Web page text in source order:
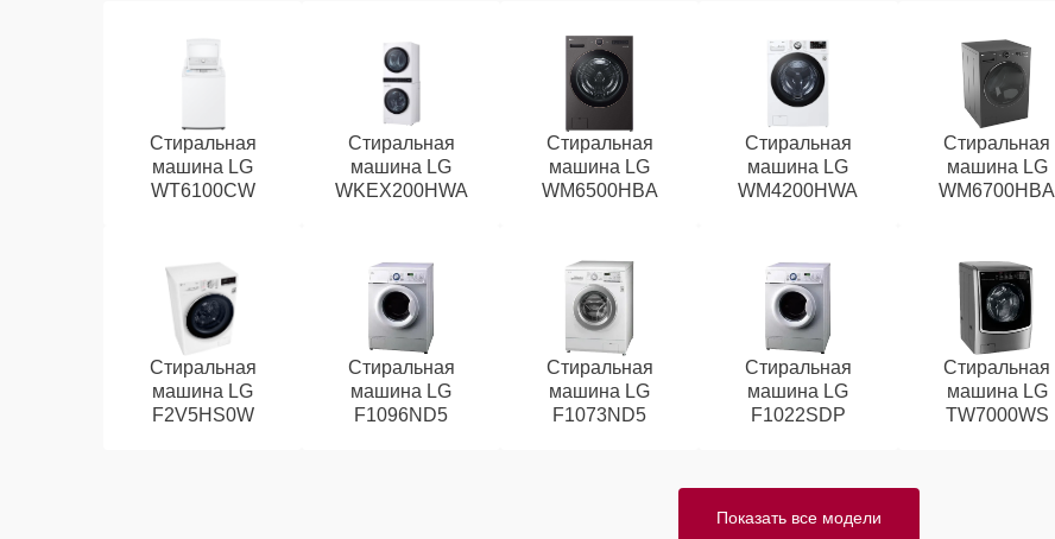
Стиральная
машина LG
WT6100CW
Стиральная
машина LG
WKEX200HWA
Стиральная
машина LG
WM6500HBA
Стиральная
машина LG
WM4200HWA
Стиральная
машина LG
WM6700HBA
Стиральная
машина LG
F2V5HS0W
Стиральная
машина LG
F1096ND5
Стиральная
машина LG
F1073ND5
Стиральная
машина LG
F1022SDP
Стиральная
машина LG
TW7000WS
Показать все модели